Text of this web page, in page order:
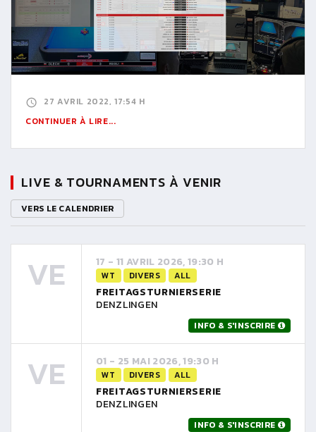
27 AVRIL 2022, 17:54 H
CONTINUER À LIRE...
LIVE & TOURNAMENTS À VENIR
VERS LE CALENDRIER
VE 17 - 11 AVRIL 2026, 19:30 H
WT DIVERS ALL
FREITAGSTURNIERSERIE
DENZLINGEN
INFO & S'INSCRIRE
VE 01 - 25 MAI 2026, 19:30 H
WT DIVERS ALL
FREITAGSTURNIERSERIE
DENZLINGEN
INFO & S'INSCRIRE